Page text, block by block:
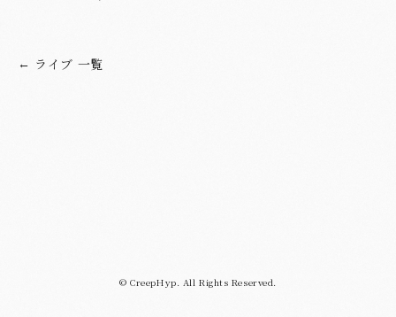
← ライブ 一覧
© CreepHyp. All Rights Reserved.